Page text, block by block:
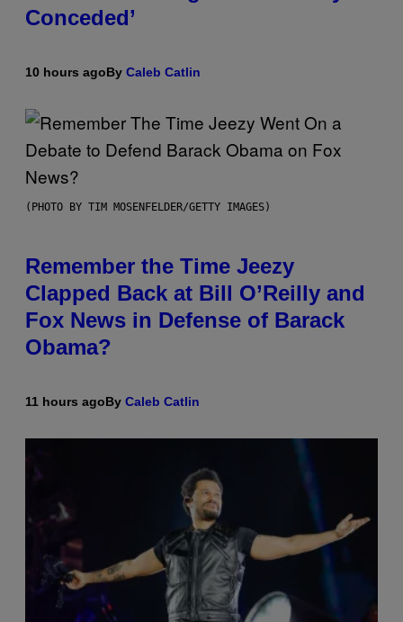
Conceded’
10 hours agoBy Caleb Catlin
(PHOTO BY TIM MOSENFELDER/GETTY IMAGES)
Remember the Time Jeezy
Clapped Back at Bill O’Reilly and
Fox News in Defense of Barack
Obama?
11 hours agoBy Caleb Catlin